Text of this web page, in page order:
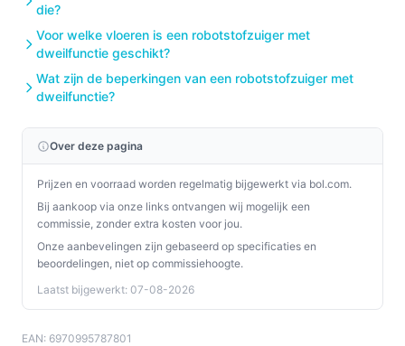
die?
Voor welke vloeren is een robotstofzuiger met
dweilfunctie geschikt?
Wat zijn de beperkingen van een robotstofzuiger met
dweilfunctie?
Over deze pagina
Prijzen en voorraad worden regelmatig bijgewerkt via bol.com.
Bij aankoop via onze links ontvangen wij mogelijk een
commissie, zonder extra kosten voor jou.
Onze aanbevelingen zijn gebaseerd op specificaties en
beoordelingen, niet op commissiehoogte.
Laatst bijgewerkt: 07-08-2026
EAN: 6970995787801